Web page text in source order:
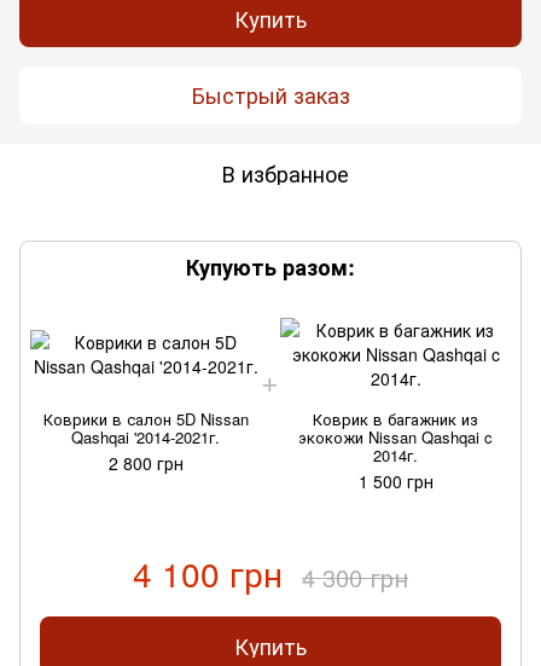
Купить
Быстрый заказ
В избранное
Купують разом:
Коврики в салон 5D Nissan
Qashqai '2014-2021г.
2 800 грн
Коврик в багажник из
экокожи Nissan Qashqai c
2014г.
1 500 грн
4 100 грн 4 300 грн
Купить